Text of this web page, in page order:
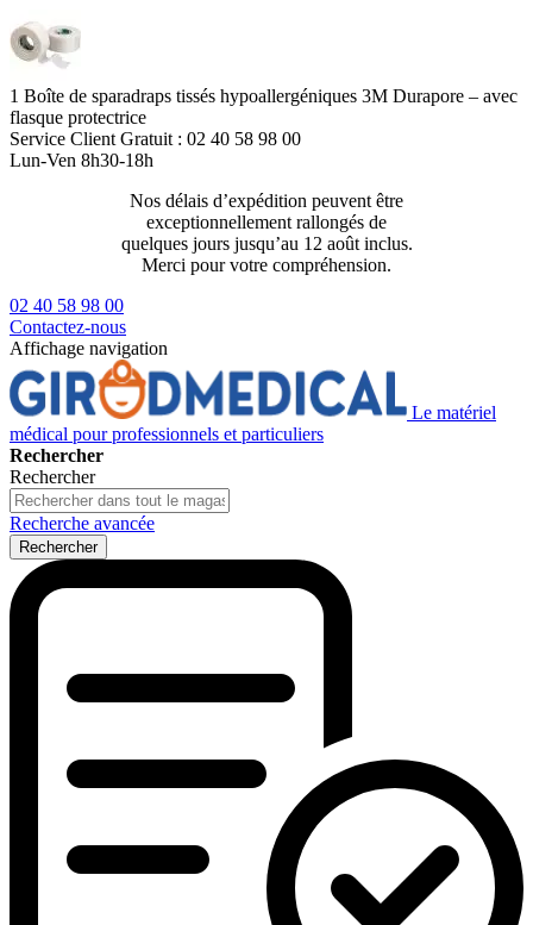
1 Boîte de sparadraps tissés hypoallergéniques 3M Durapore – avec
flasque protectrice
Service Client Gratuit : 02 40 58 98 00
Lun-Ven 8h30-18h
Nos délais d’expédition peuvent être
exceptionnellement rallongés de
quelques jours jusqu’au 12 août inclus.
Merci pour votre compréhension.
02 40 58 98 00
Contactez-nous
Affichage navigation
Le matériel
médical pour professionnels et particuliers
Rechercher
Rechercher
Recherche avancée
Rechercher